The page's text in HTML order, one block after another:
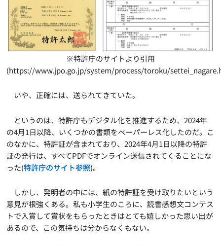
※特許庁のサイトより引用
(https://www.jpo.go.jp/system/process/toroku/
いや、正確には、送られてきていた。
というのは、特許庁もデジタル化を推進するため、2024年
の4月1日以降、いくつかの書類をペーパーレス化したのだ。こ
のなかに、特許証が含まれており、2024年4月1日以降の特許
証の発行は、すべてPDFでオンライン送信されてくることにな
った(特許庁のサイト参照)。
しかし、発明者の中には、紙の特許証を受け取りたいという
意見が根強くある。私も小学生のころに、読書感想文コンテス
トで入賞して賞状をもらったときはとても嬉しかった思い出が
あるので、この気持ちは分からなくもない。